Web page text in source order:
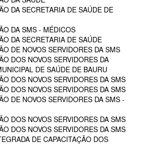
DA SECRETARIA DE SAÚDE DE
DA SMS - MÉDICOS
DA SECRETARIA DE SAÚDE
DE NOVOS SERVIDORES DA SMS
DOS NOVOS SERVIDORES DA
DE SAÚDE DE BAURU
DOS NOVOS SERVIDORES DA SMS
DOS NOVOS SERVIDORES DA SMS
DE NOVOS SERVIDORES DA SMS -
DOS NOVOS SERVIDORES DA SMS
DOS NOVOS SERVIDORES DA SMS
DE CAPACITAÇÃO DOS